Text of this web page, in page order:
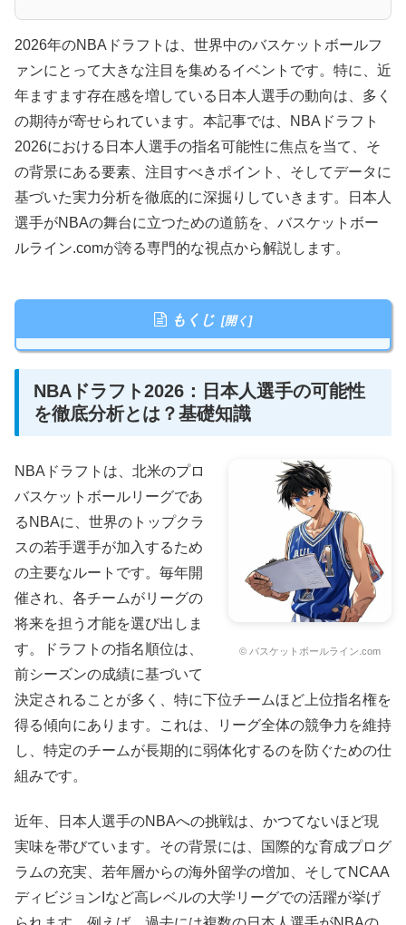
2026年のNBAドラフトは、世界中のバスケットボールフ
ァンにとって大きな注目を集めるイベントです。特に、近
年ますます存在感を増している日本人選手の動向は、多く
の期待が寄せられています。本記事では、NBAドラフト
2026における日本人選手の指名可能性に焦点を当て、そ
の背景にある要素、注目すべきポイント、そしてデータに
基づいた実力分析を徹底的に深掘りしていきます。日本人
選手がNBAの舞台に立つための道筋を、バスケットボー
ルライン.comが誇る専門的な視点から解説します。
もくじ
NBAドラフト2026：日本人選手の可能性
を徹底分析とは？基礎知識
© バスケットボールライン.com
NBAドラフトは、北米のプロ
バスケットボールリーグであ
るNBAに、世界のトップクラ
スの若手選手が加入するため
の主要なルートです。毎年開
催され、各チームがリーグの
将来を担う才能を選び出しま
す。ドラフトの指名順位は、
前シーズンの成績に基づいて
決定されることが多く、特に下位チームほど上位指名権を
得る傾向にあります。これは、リーグ全体の競争力を維持
し、特定のチームが長期的に弱体化するのを防ぐための仕
組みです。
近年、日本人選手のNBAへの挑戦は、かつてないほど現
実味を帯びています。その背景には、国際的な育成プログ
ラムの充実、若年層からの海外留学の増加、そしてNCAA
ディビジョンIなど高レベルの大学リーグでの活躍が挙げ